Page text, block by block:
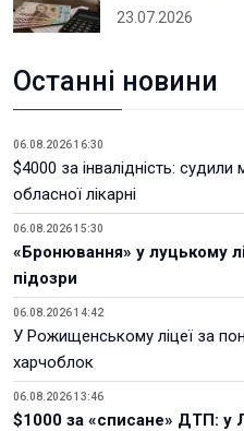
23.07.2026
Останні новини
06.08.2026 16:30
$4000 за інвалідність:
обласної лікарні
06.08.2026 15:30
«Бронювання» у луцькому
підозри
06.08.2026 14:42
У Рожищенському ліцеї за
харчоблок
06.08.2026 13:46
$1000 за «списане» ДТП: у